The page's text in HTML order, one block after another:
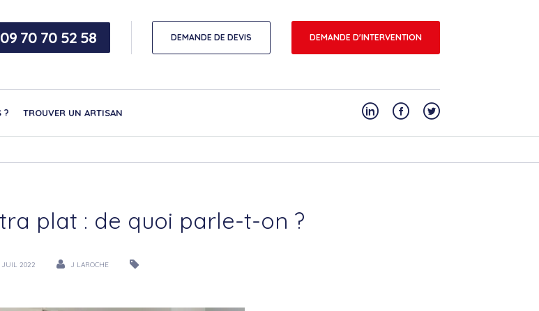
09 70 70 52 58 DEMANDE DE DEVIS DEMANDE D'INTERVENTION
? TROUVER UN ARTISAN
plat : de quoi parle-t-on ?
JUIL 2022 J LAROCHE